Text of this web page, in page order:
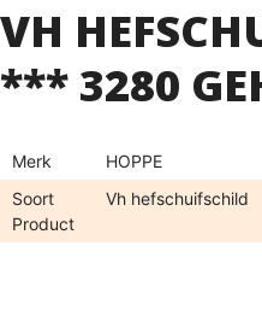
VH
*** 3280
Merk
HOPPE
Soort
Product
Vh hefschuifschild